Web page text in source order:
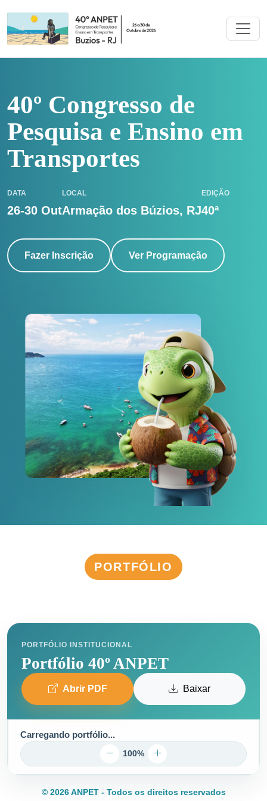
40º Congresso de
Pesquisa e Ensino em
Transportes
DATA
26-30 Out
LOCAL
Armação dos Búzios, RJ
EDIÇÃO
40ª
Fazer Inscrição Ver Programação
PORTFÓLIO
PORTFÓLIO INSTITUCIONAL
Portfólio 40º ANPET
Abrir PDF Baixar
Carregando portfólio...
100%
© 2026 ANPET - Todos os direitos reservados